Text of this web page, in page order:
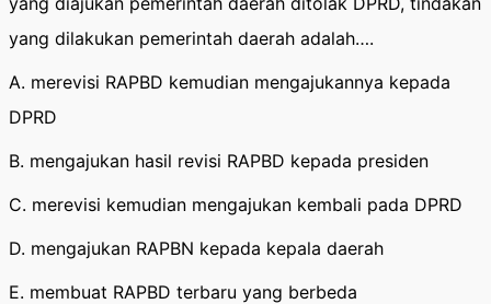
yang dilakukan pemerintah daerah adalah….
A. merevisi RAPBD kemudian mengajukannya kepada
DPRD
B. mengajukan hasil revisi RAPBD kepada presiden
C. merevisi kemudian mengajukan kembali pada DPRD
D. mengajukan RAPBN kepada kepala daerah
E. membuat RAPBD terbaru yang berbeda